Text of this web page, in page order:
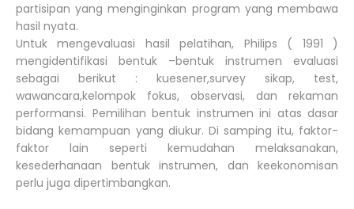
partisipan yang menginginkan program yang membawa
hasil nyata.
Untuk mengevaluasi hasil pelatihan, Philips ( 1991 )
mengidentifikasi bentuk –bentuk instrumen evaluasi
sebagai berikut : kuesener,survey sikap, test,
wawancara,kelompok fokus, observasi, dan rekaman
performansi. Pemilihan bentuk instrumen ini atas dasar
bidang kemampuan yang diukur. Di samping itu, faktor-
faktor lain seperti kemudahan melaksanakan,
kesederhanaan bentuk instrumen, dan keekonomisan
perlu juga dipertimbangkan.